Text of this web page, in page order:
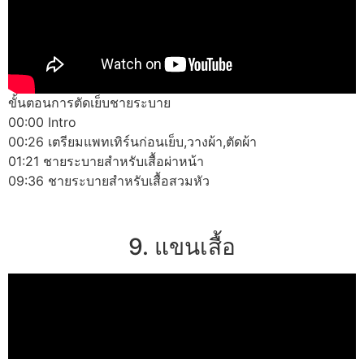
ขั้นตอนการตัดเย็บชายระบาย
00:00 Intro
00:26 เตรียมแพทเทิร์นก่อนเย็บ,วางผ้า,ตัดผ้า
01:21 ชายระบายสำหรับเสื้อผ่าหน้า
09:36 ชายระบายสำหรับเสื้อสวมหัว
9. แขนเสื้อ